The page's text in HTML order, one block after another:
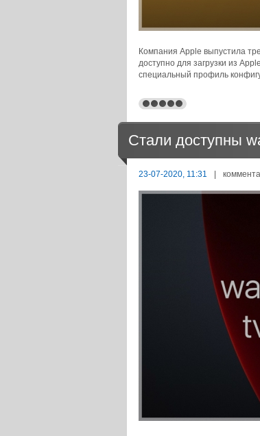
Компания Apple выпустила
доступно для загрузки из
специальный профиль
Стали доступны
23-07-2020, 11:31 |